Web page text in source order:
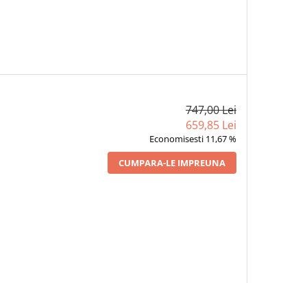
747,00 Lei
659,85 Lei
Economisesti 11,67 %
CUMPARA-LE IMPREUNA